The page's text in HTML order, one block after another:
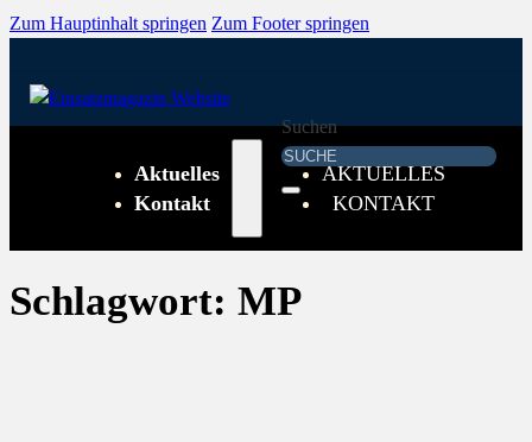
Zum Hauptinhalt springen Zum Footer springen
Suchen
Aktuelles
Kontakt
AKTUELLES
KONTAKT
Schlagwort: MP